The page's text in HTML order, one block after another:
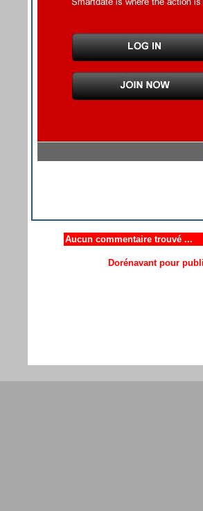
Aucun commentaire trouvé ...
Dorénavant pour